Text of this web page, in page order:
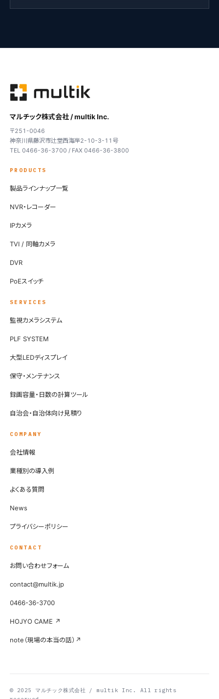
マルチック株式会社 / multik Inc.
〒251-0046
神奈川県藤沢市辻堂西海岸2-10-3-11号
TEL 0466-36-3700 / FAX 0466-36-3800
PRODUCTS
製品ラインナップ一覧
NVR・レコーダー
IPカメラ
TVI / 同軸カメラ
DVR
PoEスイッチ
SERVICES
監視カメラシステム
PLF SYSTEM
大型LEDディスプレイ
保守・メンテナンス
録画容量・日数の計算ツール
自治会・自治体向け見積り
COMPANY
会社情報
業種別の導入例
よくある質問
News
プライバシーポリシー
CONTACT
お問い合わせフォーム
contact@multik.jp
0466-36-3700
HOJYO CAME ↗
note（現場の本当の話）↗
© 2025 マルチック株式会社 / multik Inc. All rights